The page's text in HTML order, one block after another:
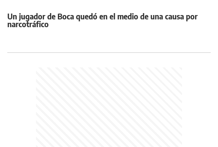
Un jugador de Boca quedó en el medio de una causa por
narcotráfico